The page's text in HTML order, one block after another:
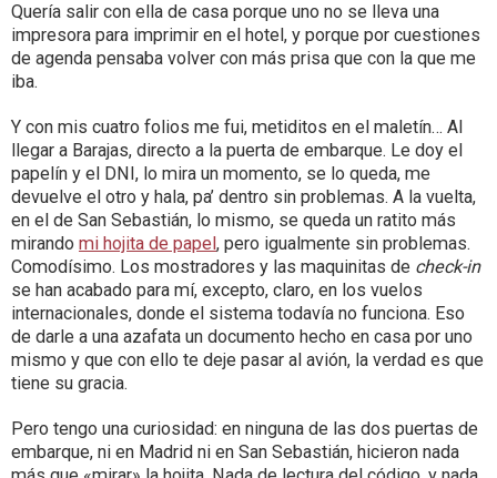
Quería salir con ella de casa porque uno no se lleva una
impresora para imprimir en el hotel, y porque por cuestiones
de agenda pensaba volver con más prisa que con la que me
iba.
Y con mis cuatro folios me fui, metiditos en el maletín… Al
llegar a Barajas, directo a la puerta de embarque. Le doy el
papelín y el DNI, lo mira un momento, se lo queda, me
devuelve el otro y hala, pa’ dentro sin problemas. A la vuelta,
en el de San Sebastián, lo mismo, se queda un ratito más
mirando mi hojita de papel, pero igualmente sin problemas.
Comodísimo. Los mostradores y las maquinitas de check-in
se han acabado para mí, excepto, claro, en los vuelos
internacionales, donde el sistema todavía no funciona. Eso
de darle a una azafata un documento hecho en casa por uno
mismo y que con ello te deje pasar al avión, la verdad es que
tiene su gracia.
Pero tengo una curiosidad: en ninguna de las dos puertas de
embarque, ni en Madrid ni en San Sebastián, hicieron nada